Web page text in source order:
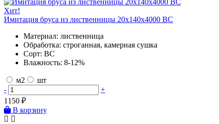
Хит!
Имитация бруса из лиственницы 20х140х4000 BC
Материал: лиственница
Обработка: строганная, камерная сушка
Сорт: BC
Влажность: 8-12%
м2
шт
-
+
1150 ₽
В корзину